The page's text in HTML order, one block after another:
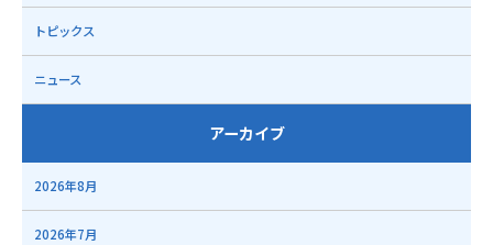
トピックス
ニュース
アーカイブ
2026年8月
2026年7月